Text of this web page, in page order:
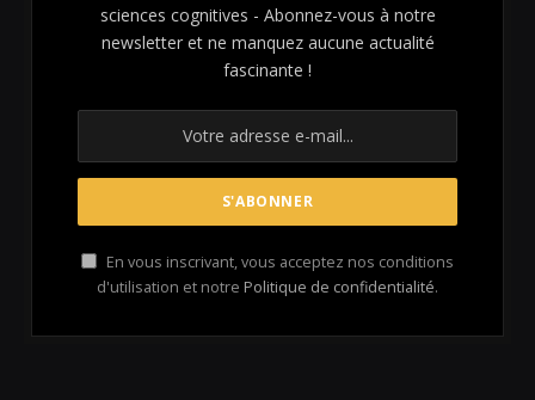
sciences cognitives - Abonnez-vous à notre
newsletter et ne manquez aucune actualité
fascinante !
En vous inscrivant, vous acceptez nos conditions
d'utilisation et notre Politique de confidentialité.